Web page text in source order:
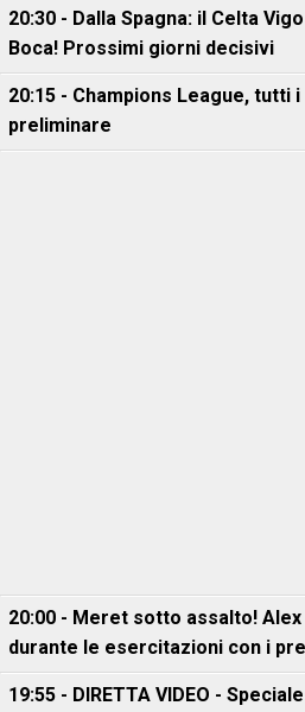
20:30 - Dalla Spagna: il Celta
Boca! Prossimi giorni decisivi
20:15 - Champions League,
preliminare
20:00 - Meret sotto assalto!
durante le esercitazioni con i
19:55 - DIRETTA VIDEO -